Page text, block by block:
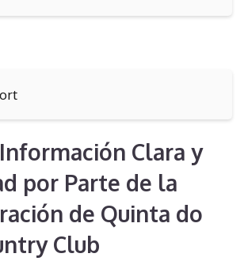
Clara y
por Parte de la
de Quinta do
Club